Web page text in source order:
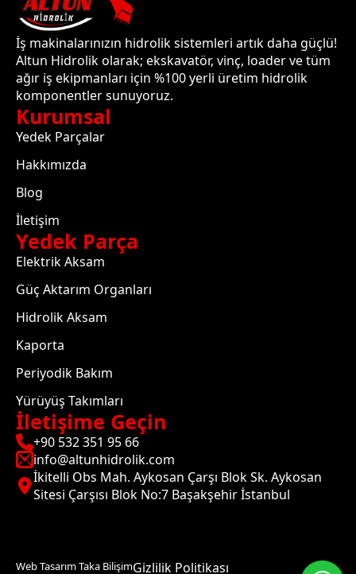
İş makinalarınızın hidrolik sistemleri artık daha güçlü!
Altun Hidrolik olarak; ekskavatör, vinç, loader ve tüm
ağır iş ekipmanları için %100 yerli üretim hidrolik
komponentler sunuyoruz.
Kurumsal
Yedek Parçalar
Hakkımızda
Blog
İletişim
Yedek Parça
Elektrik Aksam
Güç Aktarım Organları
Hidrolik Aksam
Kaporta
Periyodik Bakım
Yürüyüş Takımları
İletişime Geçin
+90 532 351 95 66
info@altunhidrolik.com
İkitelli Obs Mah. Aykosan Çarşı Blok Sk. Aykosan
Sitesi Çarşısı Blok No:7 Başakşehir İstanbul
Web Tasarım Taka BilişimGizlilik Politikası